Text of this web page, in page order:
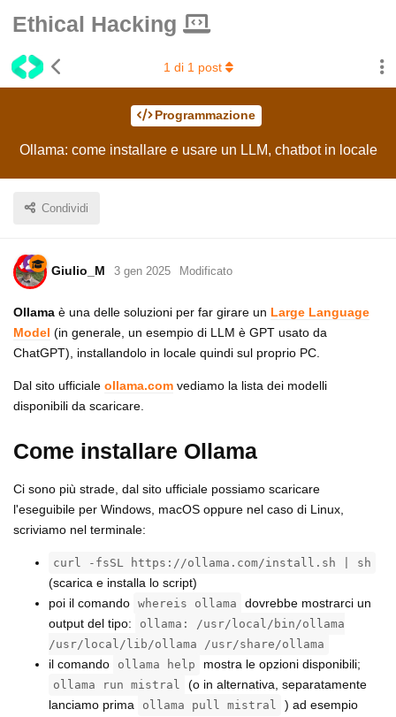
Ethical Hacking
Programmazione
Ollama: come installare e usare un LLM, chatbot in locale
Condividi
1 di 1 post
Giulio_M 3 gen 2025 Modificato
Ollama è una delle soluzioni per far girare un Large Language
Model (in generale, un esempio di LLM è GPT usato da
ChatGPT), installandolo in locale quindi sul proprio PC.
Dal sito ufficiale ollama.com vediamo la lista dei modelli
disponibili da scaricare.
Come installare Ollama
Ci sono più strade, dal sito ufficiale possiamo scaricare
l'eseguibile per Windows, macOS oppure nel caso di Linux,
scriviamo nel terminale:
curl -fsSL https://ollama.com/install.sh | sh
(scarica e installa lo script)
poi il comando whereis ollama
dovrebbe mostrarci un
output del tipo:
ollama: /usr/local/bin/ollama
/usr/local/lib/ollama /usr/share/ollama
il comando ollama help mostra le opzioni disponibili;
ollama run mistral
(o in alternativa, separatamente
lanciamo prima
ollama pull mistral
) ad esempio